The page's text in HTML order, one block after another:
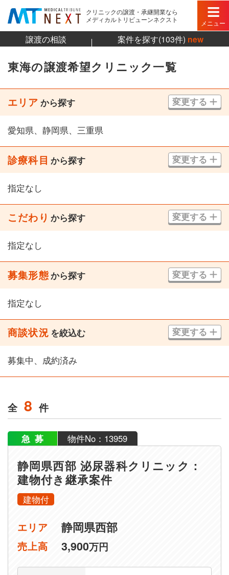
クリニックの譲渡・承継開業なら
メディカルトリビューンネクスト
メニュー
譲渡の相談 案件を探す(103件) new
東海の譲渡希望クリニック一覧
エリア から探す 変更する
愛知県、静岡県、三重県
診療科目 から探す 変更する
指定なし
こだわり から探す 変更する
指定なし
募集形態から探す 変更する
指定なし
商談状況 を絞込む 変更する
募集中、成約済み
全 8 件
急募 物件No：13959
静岡県西部 泌尿器科クリニック：
建物付き継承案件
建物付
エリア 静岡県西部
売上高 3,900万円